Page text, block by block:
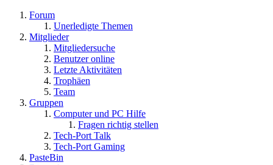
Forum
Unerledigte Themen
Mitglieder
Mitgliedersuche
Benutzer online
Letzte Aktivitäten
Trophäen
Team
Gruppen
Computer und PC Hilfe
Fragen richtig stellen
Tech-Port Talk
Tech-Port Gaming
PasteBin